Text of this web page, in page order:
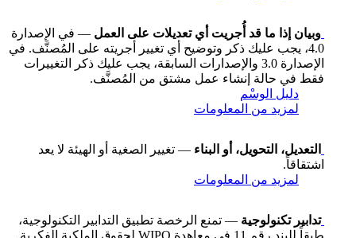
وبيان إذا ما قد أُجريت أي تعديلات على العمل — في الإصدارة
4.0، يجب عليك ذكر وتوضيح أي تغيير أجريته على المُصنَّف. في
الإصدارة 3.0 والإصدارات السابقة، يجب عليك ذكر التغييرات
فقط في حالة إنشاء عمل مشتق من المُصنَّف.
دليل الوسْم
لمزيد من المعلومات
التعديل، التحويل، أو البناء — تغيير الصغية أو الهيئة لا يعد
اشتقاقاً.
لمزيد من المعلومات
تدابير تكنولوجية — تمنع الرخصة تطبيق التدابير التكنولوجية،
طبقاً للبند رقم 11 في معاهدة WIPO لحقوق الملكية الفكرية.